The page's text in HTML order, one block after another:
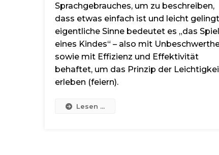
Sprachgebrauches, um zu beschreiben,
dass etwas einfach ist und leicht
eigentliche Sinne bedeutet es „das
eines Kindes“ – also mit
sowie mit Effizienz und Effektivität
behaftet, um das Prinzip der
erleben (feiern).
Lesen ...